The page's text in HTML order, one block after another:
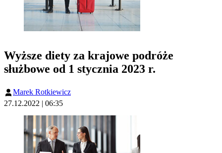
Wyższe diety za krajowe podróże
służbowe od 1 stycznia 2023 r.
Marek Rotkiewicz
27.12.2022 | 06:35